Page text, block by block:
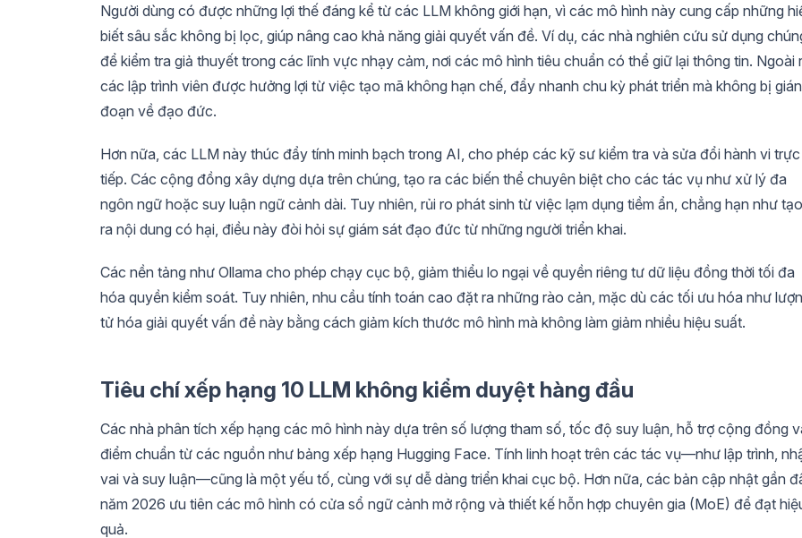
Người dùng có được những lợi thế đáng kể từ các LLM không giới hạn, vì các mô hình này cung cấp những
biết sâu sắc không bị lọc, giúp nâng cao khả năng giải quyết vấn đề. Ví dụ, các nhà nghiên cứu sử dụng
để kiểm tra giả thuyết trong các lĩnh vực nhạy cảm, nơi các mô hình tiêu chuẩn có thể giữ lại thông tin. Ngoài
các lập trình viên được hưởng lợi từ việc tạo mã không hạn chế, đẩy nhanh chu kỳ phát triển mà không bị gián
đoạn về đạo đức.
Hơn nữa, các LLM này thúc đẩy tính minh bạch trong AI, cho phép các kỹ sư kiểm tra và sửa đổi hành vi trực
tiếp. Các cộng đồng xây dựng dựa trên chúng, tạo ra các biến thể chuyên biệt cho các tác vụ như xử lý đa
ngôn ngữ hoặc suy luận ngữ cảnh dài. Tuy nhiên, rủi ro phát sinh từ việc lạm dụng tiềm ẩn, chẳng hạn như tạo
ra nội dung có hại, điều này đòi hỏi sự giám sát đạo đức từ những người triển khai.
Các nền tảng như Ollama cho phép chạy cục bộ, giảm thiểu lo ngại về quyền riêng tư dữ liệu đồng thời tối đa
hóa quyền kiểm soát. Tuy nhiên, nhu cầu tính toán cao đặt ra những rào cản, mặc dù các tối ưu hóa như
tử hóa giải quyết vấn đề này bằng cách giảm kích thước mô hình mà không làm giảm nhiều hiệu suất.
Tiêu chí xếp hạng 10 LLM không kiểm duyệt hàng đầu
Các nhà phân tích xếp hạng các mô hình này dựa trên số lượng tham số, tốc độ suy luận, hỗ trợ cộng đồng
điểm chuẩn từ các nguồn như bảng xếp hạng Hugging Face. Tính linh hoạt trên các tác vụ—như lập trình,
vai và suy luận—cũng là một yếu tố, cùng với sự dễ dàng triển khai cục bộ. Hơn nữa, các bản cập nhật gần
năm 2026 ưu tiên các mô hình có cửa sổ ngữ cảnh mở rộng và thiết kế hỗn hợp chuyên gia (MoE) để đạt
quả.